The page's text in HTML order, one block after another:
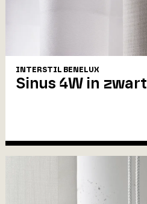
INTERSTIL BENELUX
Sinus 4W in zwart